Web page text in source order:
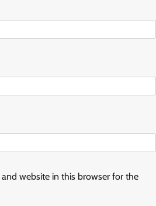
website in this browser for the